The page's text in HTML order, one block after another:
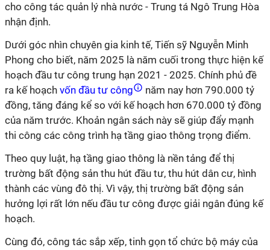
cho công tác quản lý nhà nước - Trung tá Ngô Trung Hòa
nhận định.
Dưới góc nhìn chuyên gia kinh tế, Tiến sỹ Nguyễn Minh
Phong cho biết, năm 2025 là năm cuối trong thực hiện kế
hoạch đầu tư công trung hạn 2021 - 2025. Chính phủ đề
ra kế hoạch vốn đầu tư công
năm nay hơn 790.000 tỷ
đồng, tăng đáng kể so với kế hoạch hơn 670.000 tỷ đồng
của năm trước. Khoản ngân sách này sẽ giúp đẩy mạnh
thi công các công trình hạ tầng giao thông trọng điểm.
Theo quy luật, hạ tầng giao thông là nền tảng để thị
trường bất động sản thu hút đầu tư, thu hút dân cư, hình
thành các vùng đô thị. Vì vậy, thị trường bất động sản
hưởng lợi rất lớn nếu đầu tư công được giải ngân đúng kế
hoạch.
Cùng đó, công tác sắp xếp, tinh gọn tổ chức bộ máy của